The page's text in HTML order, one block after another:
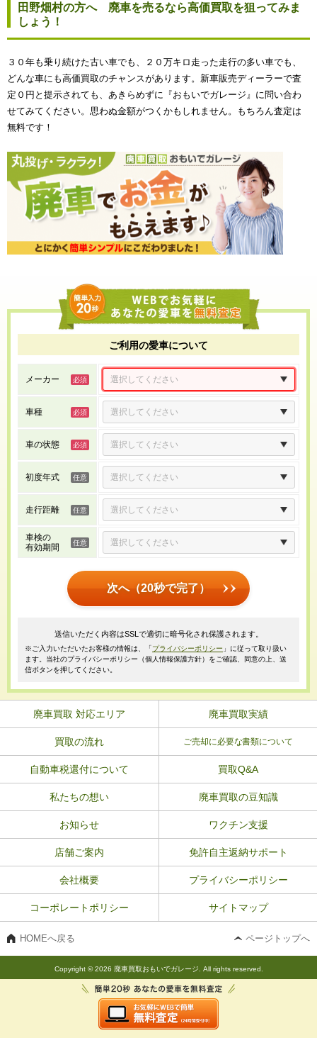
田野畑村の方へ 廃車を売るなら高価買取を狙ってみま
しょう！
３０年も乗り続けた古い車でも、２０万キロ走った走行の多い車でも、
どんな車にも高価買取のチャンスがあります。新車販売ディーラーで査
定０円と提示されても、あきらめずに『おもいでガレージ』に問い合わ
せてみてください。思わぬ金額がつくかもしれません。もちろん査定は
無料です！
ご利用の愛車について
メーカー
車種
車の状態
初度年式
走行距離
車検の
有効期間
次へ（20秒で完了）
送信いただく内容はSSLで適切に暗号化され保護されます。
※ご入力いただいたお客様の情報は、「プライバシーポリシー 」に従って取り扱い
ます。当社のプライバシーポリシー（個人情報保護方針）をご確認、同意の上、送
信ボタンを押してください。
廃車買取 対応エリア 廃車買取実績
買取の流れ ご売却に必要な書類について
自動車税還付について 買取Q&A
私たちの想い 廃車買取の豆知識
お知らせ ワクチン支援
店舗ご案内 免許自主返納サポート
会社概要 プライバシーポリシー
コーポレートポリシー サイトマップ
HOMEへ戻る ページトップへ
Copyright © 2026 廃車買取おもいでガレージ. All rights reserved.